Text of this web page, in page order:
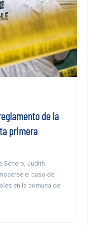
de la
primera
Género, Judith
el caso de
en la comuna de